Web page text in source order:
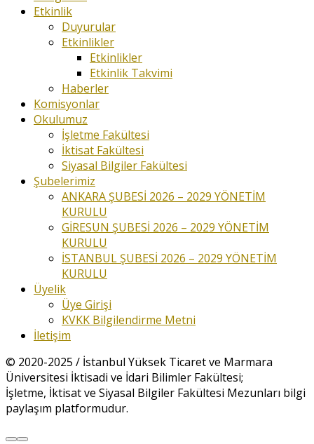
Etkinlik
Duyurular
Etkinlikler
Etkinlikler
Etkinlik Takvimi
Haberler
Komisyonlar
Okulumuz
İşletme Fakültesi
İktisat Fakültesi
Siyasal Bilgiler Fakültesi
Şubelerimiz
ANKARA ŞUBESİ 2026 – 2029 YÖNETİM
KURULU
GİRESUN ŞUBESİ 2026 – 2029 YÖNETİM
KURULU
İSTANBUL ŞUBESİ 2026 – 2029 YÖNETİM
KURULU
Üyelik
Üye Girişi
KVKK Bilgilendirme Metni
İletişim
© 2020-2025 / İstanbul Yüksek Ticaret ve Marmara
Üniversitesi İktisadi ve İdari Bilimler Fakültesi;
İşletme, İktisat ve Siyasal Bilgiler Fakültesi Mezunları bilgi
paylaşım platformudur.